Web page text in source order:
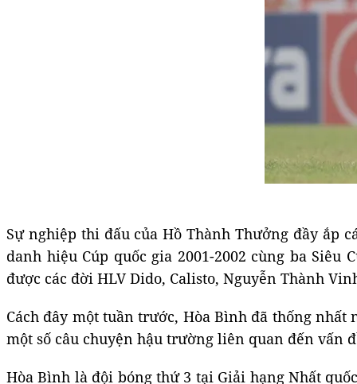
Sự nghiệp thi đấu của Hồ Thành Thưởng đầy ắp
danh hiệu Cúp quốc gia 2001-2002 cùng ba Siêu
được các đời HLV Dido, Calisto, Nguyễn Thành
Cách đây một tuần trước, Hòa Bình đã thống
một số câu chuyện hậu trường liên quan đến vấn
Hòa Bình là đội bóng thứ 3 tại Giải hạng Nhất